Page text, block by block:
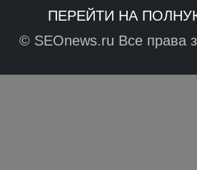
ПЕРЕЙТИ НА
© SEOnews.ru Все права